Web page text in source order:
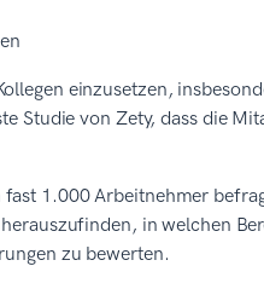
einzusetzen,
Studie von Zety, dass die
1.000 Arbeitnehmer
in welchen
zu bewerten.